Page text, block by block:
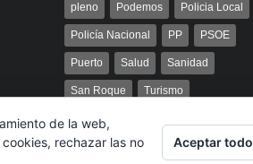
pleno Podemos Policia Local
Policía Nacional PP PSOE
Puerto Salud Sanidad
San Roque Turismo
de la web,
rechazar las no
Aceptar todo